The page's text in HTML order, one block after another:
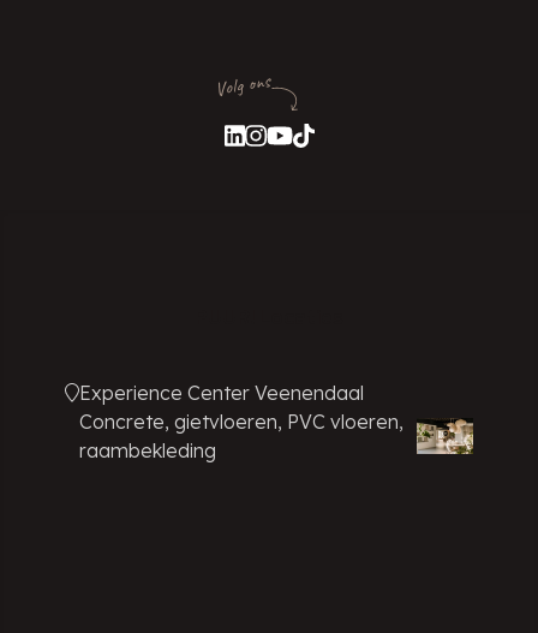
Volg ons
Experience Center Veenendaal
Concrete, gietvloeren, PVC vloeren,
raambekleding